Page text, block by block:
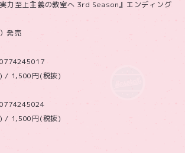
力至上主義の教室へ 3rd Season』エンディング
発売
/ 1,500円(税抜)
/ 1,500円(税抜)